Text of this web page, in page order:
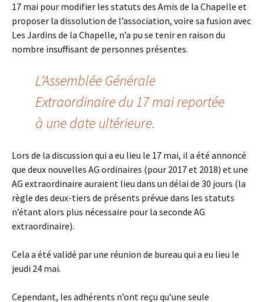
17 mai pour modifier les statuts des Amis de la Chapelle et
proposer la dissolution de l’association, voire sa fusion avec
Les Jardins de la Chapelle, n’a pu se tenir en raison du
nombre insuffisant de personnes présentes.
L’Assemblée Générale
Extraordinaire du 17 mai reportée
à une date ultérieure.
Lors de la discussion qui a eu lieu le 17 mai, il a été annoncé
que deux nouvelles AG ordinaires (pour 2017 et 2018) et une
AG extraordinaire auraient lieu dans un délai de 30 jours (la
règle des deux-tiers de présents prévue dans les statuts
n’étant alors plus nécessaire pour la seconde AG
extraordinaire).
Cela a été validé par une réunion de bureau qui a eu lieu le
jeudi 24 mai.
Cependant, les adhérents n’ont reçu qu’une seule